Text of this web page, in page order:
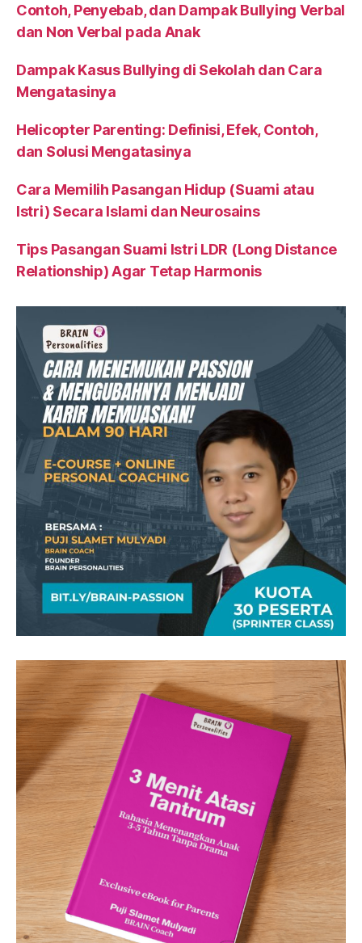
Contoh, Penyebab, dan Dampak Bullying Verbal
dan Non Verbal pada Anak
Dampak Kasus Bullying di Sekolah dan Cara
Mengatasinya
Helicopter Parenting: Definisi, Efek, Contoh,
dan Solusi Mengatasinya
Cara Memilih Pasangan Hidup (Suami atau
Istri) Secara Islami dan Neurosains
Tips Pasangan Suami Istri LDR (Long Distance
Relationship) Agar Tetap Harmonis